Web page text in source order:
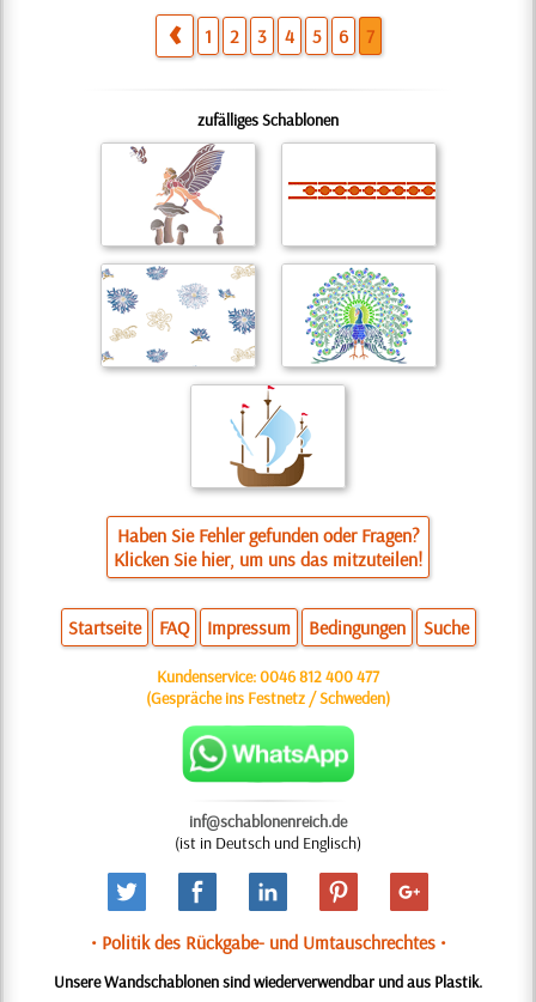
1 2 3 4 5 6 7
zufälliges Schablonen
Haben Sie Fehler gefunden oder Fragen?
Klicken Sie hier, um uns das mitzuteilen!
Startseite FAQ Impressum Bedingungen Suche
Kundenservice:0046 812 400 477
(Gespräche ins Festnetz / Schweden)
inf@schablonenreich.de
(ist in Deutsch und Englisch)
• Politik des Rückgabe- und Umtauschrechtes •
Unsere Wandschablonen sind wiederverwendbar und aus Plastik.